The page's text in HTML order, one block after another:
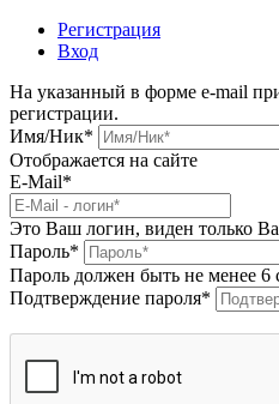
Регистрация
Вход
На указанный в форме e-mail
регистрации.
Имя/Ник*
Отображается на сайте
E-Mail*
Это Ваш логин, виден только
Пароль*
Пароль должен быть не менее 6
Подтверждение пароля*